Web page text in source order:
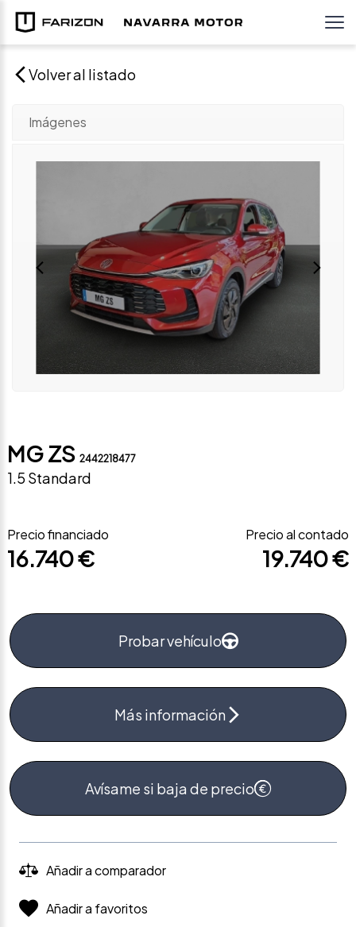
Volver al listado
Imágenes
MG ZS 2442218477
1.5 Standard
Precio financiado
16.740 €
Precio al contado
19.740 €
Probar vehículo
Más información
Avísame si baja de precio
Añadir a comparador
Añadir a favoritos